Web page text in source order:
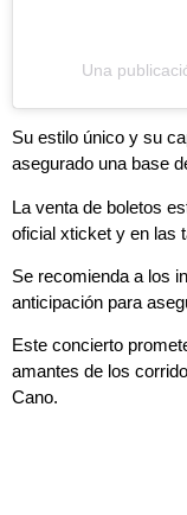
Una
Su estilo único y su
asegurado una base
La venta de boletos
oficial xticket y en las
Se recomienda a los
anticipación para
Este concierto
amantes de los
Cano.